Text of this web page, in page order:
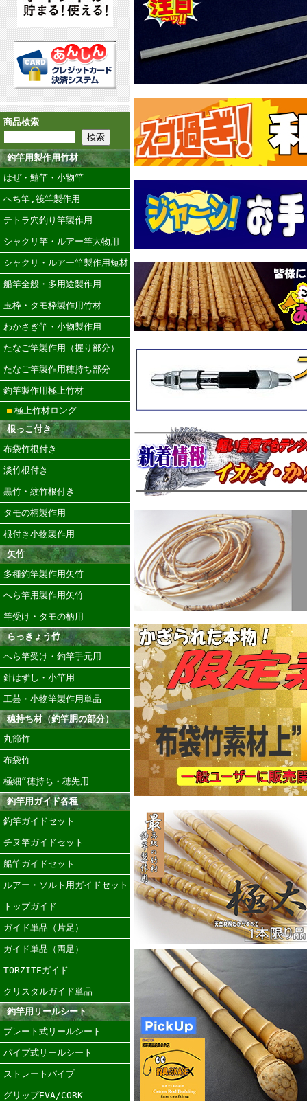
商品検索
釣竿用製作用竹材
はぜ・鱚竿・小物竿
へち竿,筏竿製作用
テトラ穴釣り竿製作用
シャクリ竿・ルアー竿大物用
シャクリ・ルアー竿製作用短材
船竿全般・多用途製作用
玉枠・タモ枠製作用竹材
わかさぎ竿・小物製作用
たなご竿製作用（握り部分）
たなご竿製作用穂持ち部分
釣竿製作用極上竹材
極上竹材ロング
根っこ付き
布袋竹根付き
淡竹根付き
黒竹・紋竹根付き
タモの柄製作用
根付き小物製作用
矢竹
多種釣竿製作用矢竹
へら竿用製作用矢竹
竿受け・タモの柄用
らっきょう竹
へら竿受け・釣竿手元用
針はずし・小竿用
工芸・小物竿製作用単品
穂持ち材（釣竿胴の部分）
丸節竹
布袋竹
極細”穂持ち・穂先用
釣竿用ガイド各種
釣竿ガイドセット
チヌ竿ガイドセット
船竿ガイドセット
ルアー・ソルト用ガイドセット
トップガイド
ガイド単品（片足）
ガイド単品（両足）
TORZITEガイド
クリスタルガイド単品
釣竿用リールシート
プレート式リールシート
パイプ式リールシート
ストレートパイプ
グリップEVA/CORK